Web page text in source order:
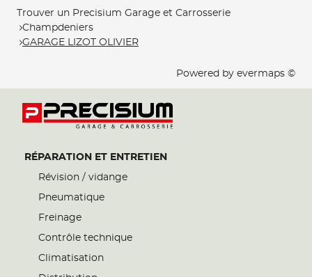
Trouver un Precisium Garage et Carrosserie
Champdeniers
GARAGE LIZOT OLIVIER
Powered by evermaps ©
RÉPARATION ET ENTRETIEN
Révision / vidange
Pneumatique
Freinage
Contrôle technique
Climatisation